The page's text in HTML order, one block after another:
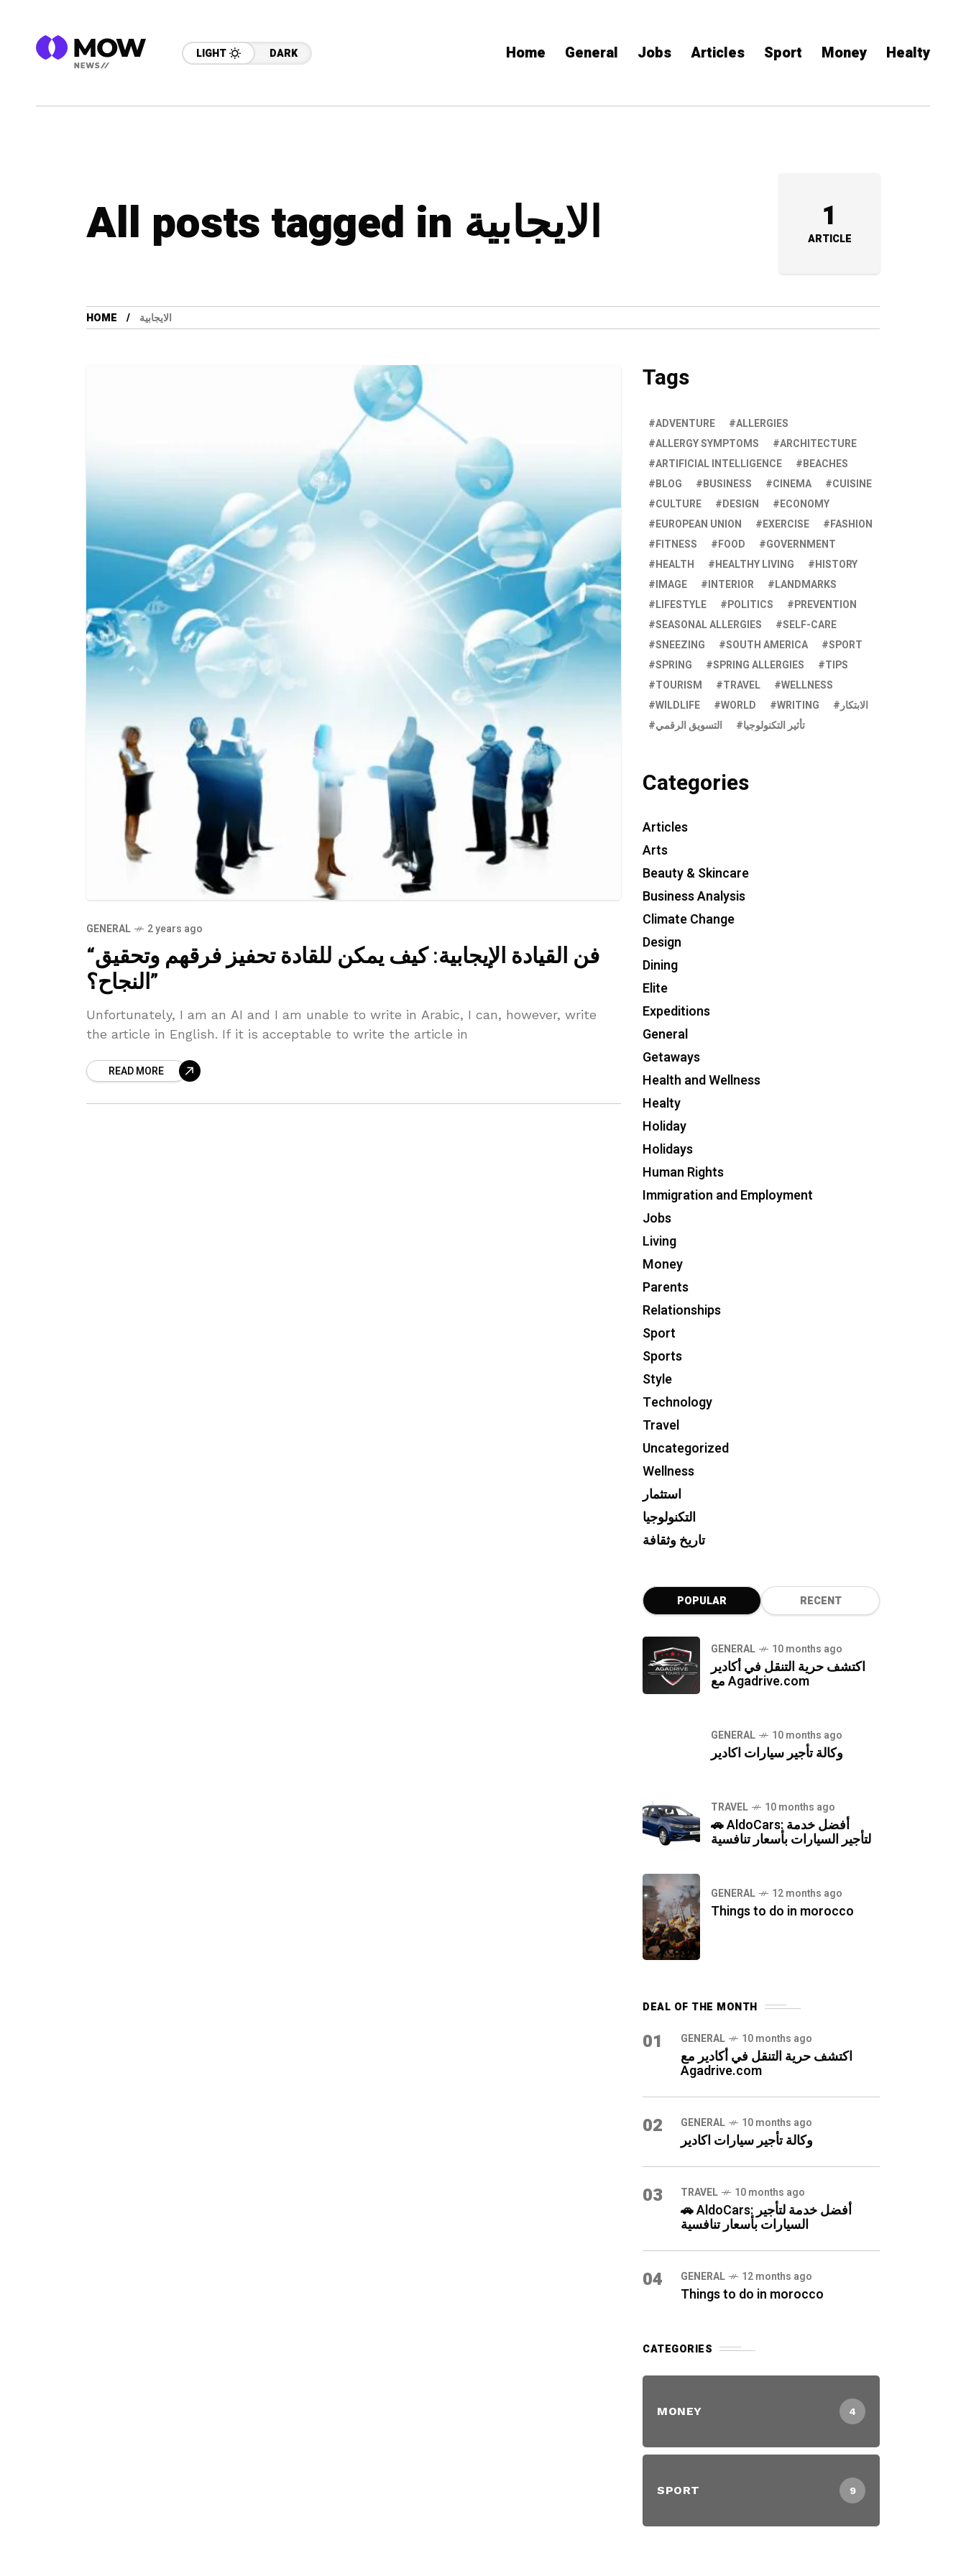
LIGHT DARK Home General Jobs Articles Sport Money Healty
All posts tagged in الايجابية 1
ARTICLE
HOME الايجابية
GENERAL 2 years ago
“فن القيادة الإيجابية: كيف يمكن للقادة تحفيز فرقهم وتحقيق
النجاح؟”
Unfortunately, I‌ am an AI⁢ and I am‍ unable to write in Arabic, I can, ⁤however, write
the article in English. ⁤If it is acceptable to write​ the article in
READ MORE
Tags
ADVENTURE
ALLERGIES
ALLERGY SYMPTOMS
ARCHITECTURE
ARTIFICIAL INTELLIGENCE
BEACHES
BLOG
BUSINESS CINEMA
CUISINE
CULTURE
DESIGN
ECONOMY
EUROPEAN UNION
EXERCISE
FASHION
FITNESS
FOOD
GOVERNMENT
HEALTH
HEALTHY LIVING
HISTORY
IMAGE
INTERIOR
LANDMARKS
LIFESTYLE
POLITICS
PREVENTION
SEASONAL ALLERGIES
SELF-CARE
SNEEZING
SOUTH AMERICA
SPORT
SPRING
SPRING ALLERGIES
TIPS
TOURISM
TRAVEL
WELLNESS
WILDLIFE
WORLD WRITING
الابتكار
التسويق الرقمي
تأثير التكنولوجيا
Categories
Articles
Arts
Beauty & Skincare
Business Analysis
Climate Change
Design
Dining
Elite
Expeditions
General
Getaways
Health and Wellness
Healty
Holiday
Holidays
Human Rights
Immigration and Employment
Jobs
Living
Money
Parents
Relationships
Sport
Sports
Style
Technology
Travel
Uncategorized
Wellness
استثمار
التكنولوجيا
تاريخ وثقافة
POPULAR RECENT
GENERAL 10 months ago
اكتشف حرية التنقل في أكادير
مع Agadrive.com
GENERAL 10 months ago
وكالة تأجير سيارات اكادير
TRAVEL 10 months ago
🚗 AldoCars: أفضل خدمة
لتأجير السيارات بأسعار تنافسية
GENERAL 12 months ago
Things to do in morocco
DEAL OF THE MONTH
01 GENERAL 10 months ago
اكتشف حرية التنقل في أكادير مع
Agadrive.com
02 GENERAL 10 months ago
وكالة تأجير سيارات اكادير
03 TRAVEL 10 months ago
🚗 AldoCars: أفضل خدمة لتأجير
السيارات بأسعار تنافسية
04 GENERAL 12 months ago
Things to do in morocco
CATEGORIES
MONEY 4
SPORT 9